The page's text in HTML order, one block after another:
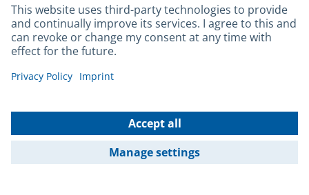
Contact
Barrierefreiheit
Leichte Sprache
Gebärdensprache
Kontakt